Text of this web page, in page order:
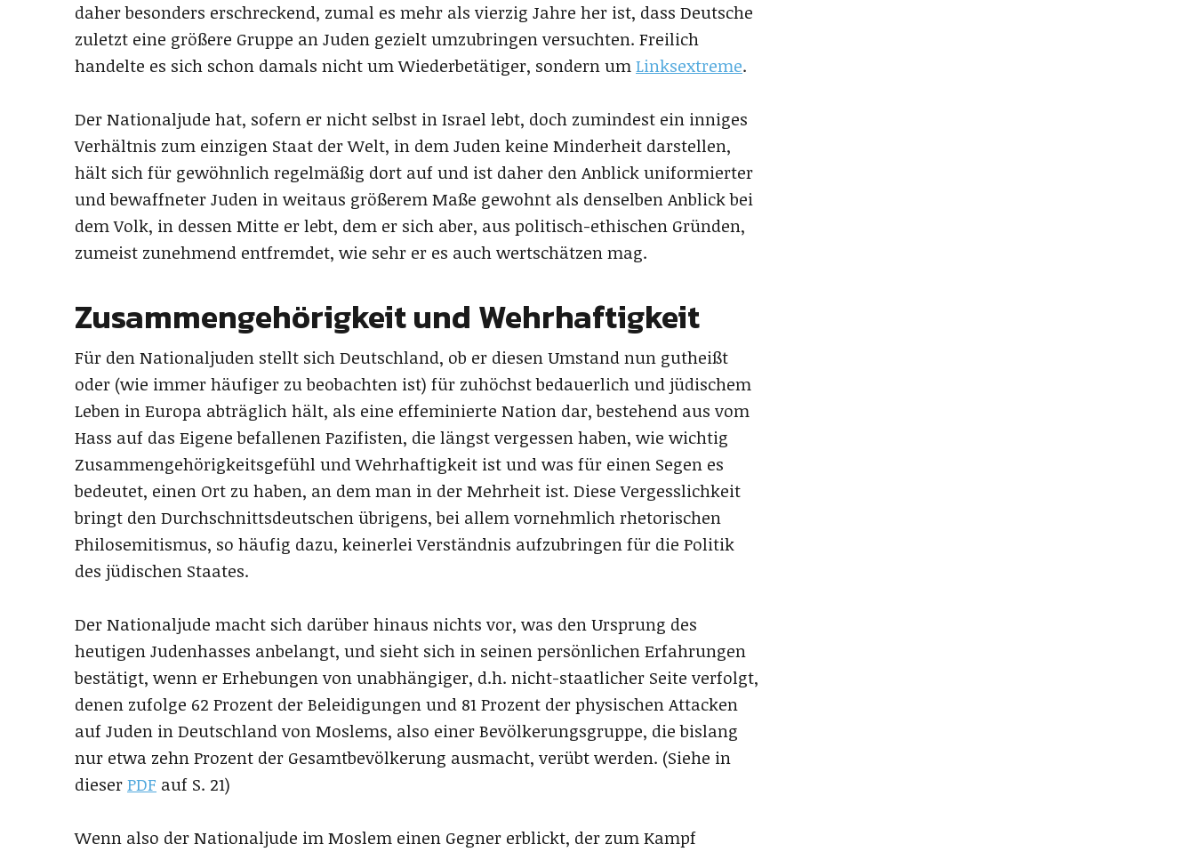
daher besonders erschreckend, zumal es mehr als vierzig Jahre her ist, dass Deutsche
zuletzt eine größere Gruppe an Juden gezielt umzubringen versuchten. Freilich
handelte es sich schon damals nicht um Wiederbetätiger, sondern umLinksextreme.
Der Nationaljude hat, sofern er nicht selbst in Israel lebt, doch zumindest ein inniges
Verhältnis zum einzigen Staat der Welt, in dem Juden keine Minderheit darstellen,
hält sich für gewöhnlich regelmäßig dort auf und ist daher den Anblick uniformierter
und bewaffneter Juden in weitaus größerem Maße gewohnt als denselben Anblick bei
dem Volk, in dessen Mitte er lebt, dem er sich aber, aus politisch-ethischen Gründen,
zumeist zunehmend entfremdet, wie sehr er es auch wertschätzen mag.
Zusammengehörigkeit und Wehrhaftigkeit
Für den Nationaljuden stellt sich Deutschland, ob er diesen Umstand nun gutheißt
oder (wie immer häufiger zu beobachten ist) für zuhöchst bedauerlich und jüdischem
Leben in Europa abträglich hält, als eine effeminierte Nation dar, bestehend aus vom
Hass auf das Eigene befallenen Pazifisten, die längst vergessen haben, wie wichtig
Zusammengehörigkeitsgefühl und Wehrhaftigkeit ist und was für einen Segen es
bedeutet, einen Ort zu haben, an dem man in der Mehrheit ist. Diese Vergesslichkeit
bringt den Durchschnittsdeutschen übrigens, bei allem vornehmlich rhetorischen
Philosemitismus, so häufig dazu, keinerlei Verständnis aufzubringen für die Politik
des jüdischen Staates.
Der Nationaljude macht sich darüber hinaus nichts vor, was den Ursprung des
heutigen Judenhasses anbelangt, und sieht sich in seinen persönlichen Erfahrungen
bestätigt, wenn er Erhebungen von unabhängiger, d.h. nicht-staatlicher Seite verfolgt,
denen zufolge 62 Prozent der Beleidigungen und 81 Prozent der physischen Attacken
auf Juden in Deutschland von Moslems, also einer Bevölkerungsgruppe, die bislang
nur etwa zehn Prozent der Gesamtbevölkerung ausmacht, verübt werden. (Siehe in
dieserPDF auf S. 21)
Wenn also der Nationaljude im Moslem einen Gegner erblickt, der zum Kampf